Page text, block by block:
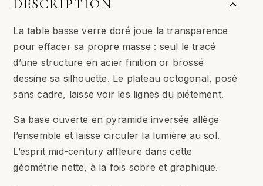
DESCRIPTION
La table basse verre doré joue la transparence
pour effacer sa propre masse : seul le tracé
d’une structure en acier finition or brossé
dessine sa silhouette. Le plateau octogonal, posé
sans cadre, laisse voir les lignes du piétement.
Sa base ouverte en pyramide inversée allège
l’ensemble et laisse circuler la lumière au sol.
L’esprit mid-century affleure dans cette
géométrie nette, à la fois sobre et graphique.